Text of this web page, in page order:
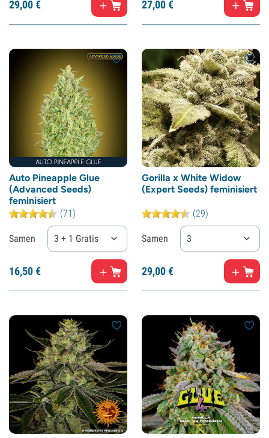
29,00€ 27,00€
Auto Pineapple Glue
(Advanced Seeds)
feminisiert
(71)
Samen 3 + 1 Gratis
16,50€
Gorilla x White Widow
(Expert Seeds) feminisiert
(29)
Samen 3
29,00€